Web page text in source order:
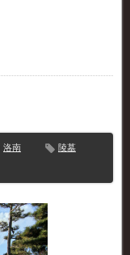
洛南 陵墓